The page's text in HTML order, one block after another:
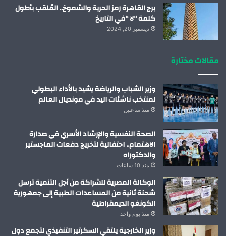
برج القاهرة رمز الحرية والشموخ.. المُلقب بأطول
كلمة “لا “في التاريخ
ديسمبر 20, 2024
مقالات مختارة
وزير الشباب والرياضة يشيد بالأداء البطولي
لمنتخب ناشئات اليد في مونديال العالم
منذ ساعتين
الصحة النفسية والإرشاد الأسري في صدارة
الاهتمام.. احتفالية لتخريج دفعات الماجستير
والدكتوراه
منذ 10 ساعات
الوكالة المصرية للشراكة من أجل التنمية ترسل
شحنة ثانية من المساعدات الطبية إلى جمهورية
الكونغو الديمقراطية
منذ يوم واحد
وزير الخارجية يلتقي السكرتير التنفيذي لتجمع دول